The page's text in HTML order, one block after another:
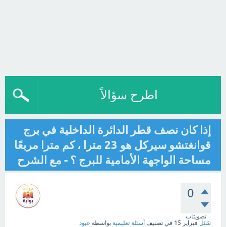
اطرح سؤالاً
إذا كان نصف قطر الدائرة الداخلية في برج
قوانغتشو سيركل هو 23 مترا ، كم مترا مربعًا
مساحة الواجهة الأمامية للبرج ؟ - مع الشرح
0
تصويتات
سُئل فبراير 15 في تصنيف أسئلة تعليمية بواسطة عبود